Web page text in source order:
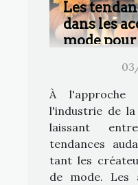
Les
dans les
mode
À l'approche
l'industrie de
laissant
tendances
tant les
de mode. Les